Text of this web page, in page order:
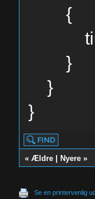
{
}
}
}
«Ældre Nyere »
Se en printervenlig